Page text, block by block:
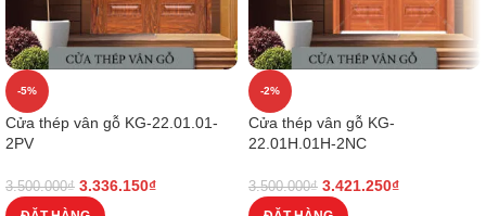
-5%
Cửa thép vân gỗ KG-22.01.01-
2PV
3.500.000₫ 3.336.150₫
-2%
Cửa thép vân gỗ KG-
22.01H.01H-2NC
3.500.000₫ 3.421.250₫